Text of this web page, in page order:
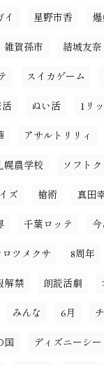
イ 星野市香 爆
雑賀孫市 結城友奈
スイカゲーム
ぬい活 1リ
アサルトリリィ
幌農学校 ソフト
ズ 槍術 真田
千葉ロッテ
ロツメクサ 8周年
解禁 朗読活劇
みんな 6月
国 ディズニーシー